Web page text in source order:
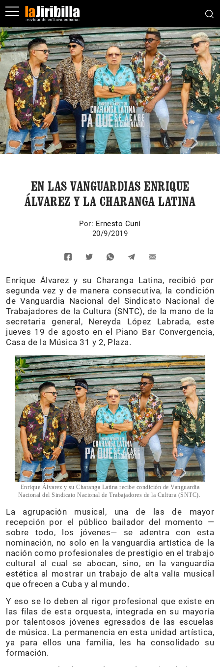
EN LAS VANGUARDIAS ENRIQUE
ÁLVAREZ Y LA CHARANGA LATINA
Por: Ernesto Cuní
20/9/2019
Enrique Álvarez y su Charanga Latina, recibió por
segunda vez y de manera consecutiva, la condición
de Vanguardia Nacional del Sindicato Nacional de
Trabajadores de la Cultura (SNTC), de la mano de la
secretaria general, Nereyda López Labrada, este
jueves 19 de agosto en el Piano Bar Convergencia,
Casa de la Música 31 y 2, Plaza.
Enrique Álvarez y su Charanga Latina recibe condición de Vanguardia
Nacional del Sindicato Nacional de Trabajadores de la Cultura (SNTC).
La agrupación musical, una de las de mayor
recepción por el público bailador del momento —
sobre todo, los jóvenes— se adentra con esta
nominación, no solo en la vanguardia artística de la
nación como profesionales de prestigio en el trabajo
cultural al cual se abocan, sino, en la vanguardia
estética al mostrar un trabajo de alta valía musical
que ofrecen a Cuba y al mundo.
Y eso se lo deben al rigor profesional que existe en
las filas de esta orquesta, integrada en su mayoría
por talentosos jóvenes egresados de las escuelas
de música. La permanencia en esta unidad artística,
ya para ellos una familia, les ha consolidado su
formación.